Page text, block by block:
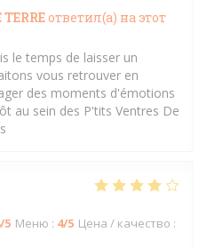
ответил(а) на этот
le temps de laisser un
vous retrouver en
des moments d'émotions
au sein des P'tits Ventres De
/5 Меню : 4/5 Цена / качество :